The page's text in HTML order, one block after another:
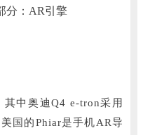
其中奥迪Q4 e-tron采用
美国的Phiar是手机AR导